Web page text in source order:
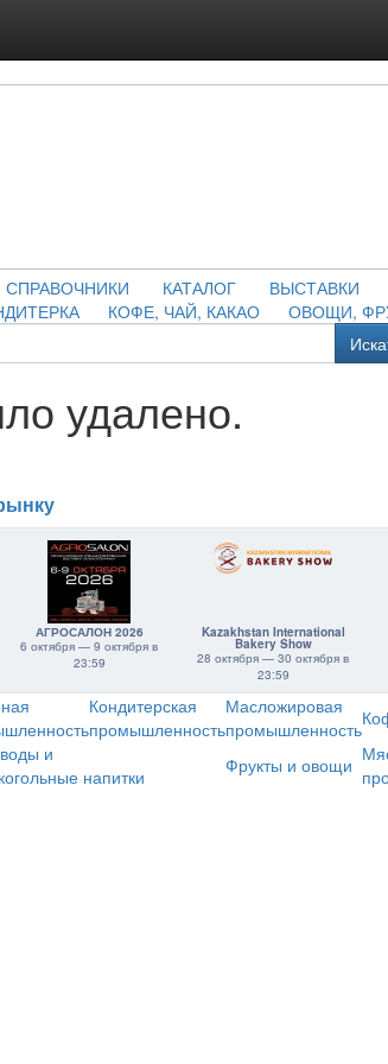
СПРАВОЧНИКИ КАТАЛОГ ВЫСТАВКИ
КОФЕ, ЧАЙ, КАКАО ОВОЩИ,
удалено.
АГРОСАЛОН 2026
6 октября — 9 октября в
23:59
Kazakhstan International
Bakery Show
28 октября — 30 октября в
23:59
Кондитерская
промышленность
Масложировая
промышленность
и
напитки
Фрукты и овощи